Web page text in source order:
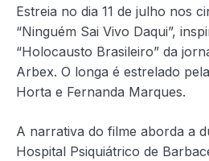
Estreia no dia 11 de julho nos
“Ninguém Sai Vivo Daqui”,
“Holocausto Brasileiro” da
Arbex. O longa é estrelado
Horta e Fernanda Marques.
A narrativa do filme aborda a
Hospital Psiquiátrico de